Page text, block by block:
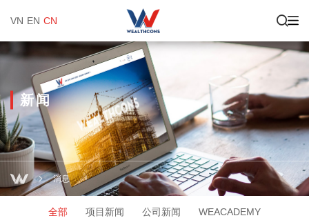
VN EN CN
消息
新闻
全部 项目新闻 公司新闻 WEACADEMY